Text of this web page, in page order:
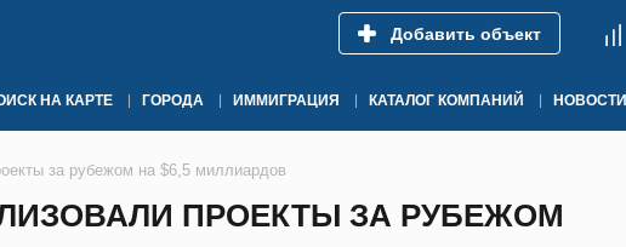
Добавить объект
НА КАРТЕ ГОРОДА ИММИГРАЦИЯ КАТАЛОГ КОМПАНИЙ НОВОСТИ
за рубежом на $6,5 миллиардов
ПРОЕКТЫ ЗА РУБЕЖОМ